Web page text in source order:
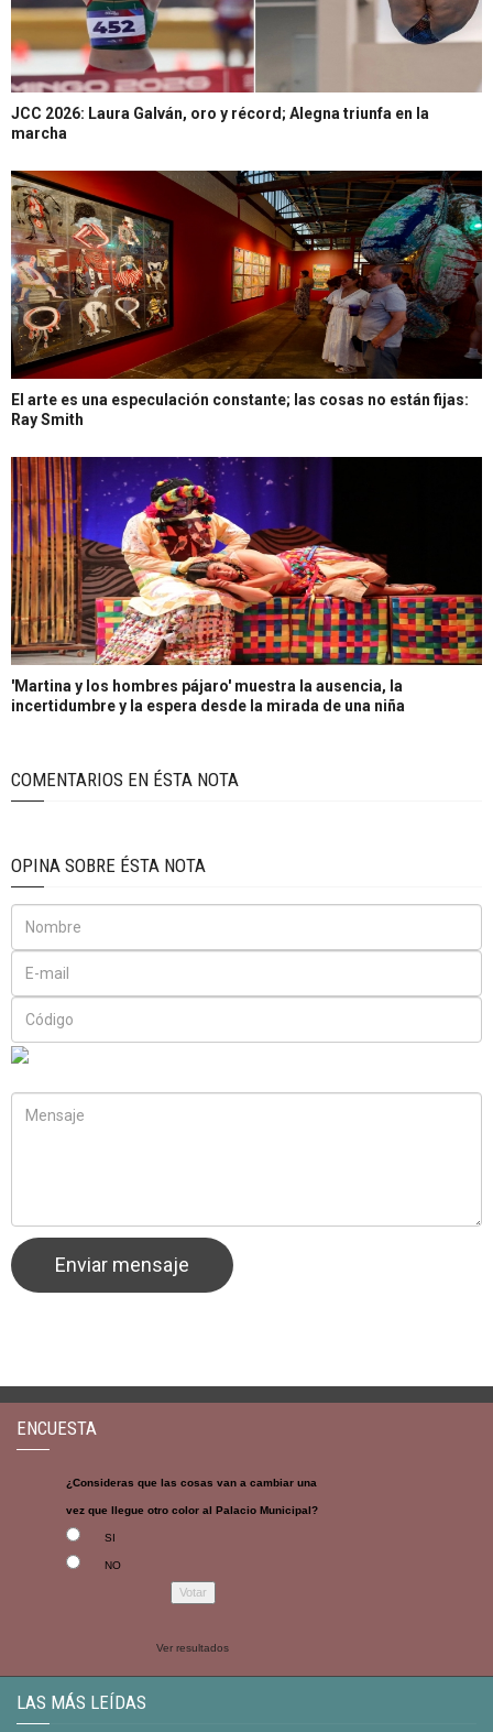
JCC 2026: Laura Galván, oro y récord; Alegna triunfa en la
marcha
El arte es una especulación constante; las cosas no están fijas:
Ray Smith
'Martina y los hombres pájaro' muestra la ausencia, la
incertidumbre y la espera desde la mirada de una niña
COMENTARIOS EN ÉSTA NOTA
OPINA SOBRE ÉSTA NOTA
ENCUESTA
¿Consideras que las cosas van a cambiar una
vez que llegue otro color al Palacio Municipal?
SI
NO
Ver resultados
LAS MÁS LEÍDAS